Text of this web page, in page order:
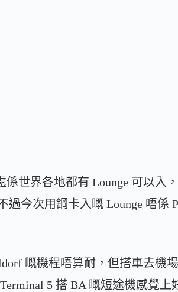
係世界各地都有 Lounge 可以入
今次用鋼卡入嘅 Lounge 唔係
嘅機程唔算耐，但搭車去機
5 搭 BA 嘅短途機感覺